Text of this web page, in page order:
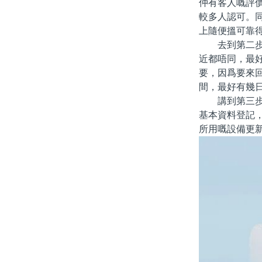
仲有客人嘅評
較多人認可。
上隨便搵可靠
去到第二步
近都唔同，最
要，因爲要來
間，最好有幾
講到第三步
基本資料登記
所用嘅設備更